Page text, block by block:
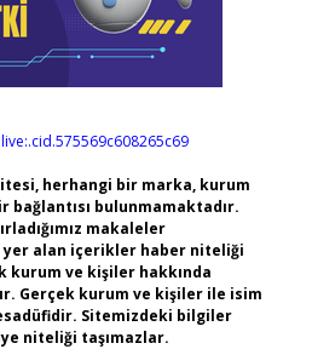
live:.cid.575569c608265c69
herhangi bir marka, kurum
bağlantısı bulunmamaktadır.
makaleler
yer alan içerikler haber niteliği
kurum ve kişiler hakkında
Gerçek kurum ve kişiler ile isim
Sitemizdeki bilgiler
niteliği taşımazlar.